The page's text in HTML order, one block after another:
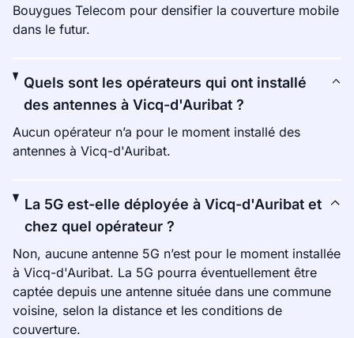
Bouygues Telecom pour densifier la couverture mobile
dans le futur.
Quels sont les opérateurs qui ont installé
des antennes à Vicq-d'Auribat ?
Aucun opérateur n’a pour le moment installé des
antennes à Vicq-d'Auribat.
La 5G est-elle déployée à Vicq-d'Auribat et
chez quel opérateur ?
Non, aucune antenne 5G n’est pour le moment installée
à Vicq-d'Auribat. La 5G pourra éventuellement être
captée depuis une antenne située dans une commune
voisine, selon la distance et les conditions de
couverture.